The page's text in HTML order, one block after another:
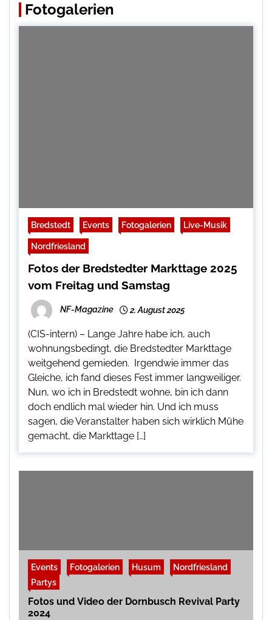
Fotogalerien
Bredstedt Events Fotogalerien Live-Musik
Nordfriesland
Fotos der Bredstedter Markttage 2025
vom Freitag und Samstag
NF-Magazine 2. August 2025
(CIS-intern) – Lange Jahre habe ich, auch
wohnungsbedingt, die Bredstedter Markttage
weitgehend gemieden. Irgendwie immer das
Gleiche, ich fand dieses Fest immer langweiliger.
Nun, wo ich in Bredstedt wohne, bin ich dann
doch endlich mal wieder hin. Und ich muss
sagen, die Veranstalter haben sich wirklich Mühe
gemacht, die Markttage […]
Events Fotogalerien Husum
Nordfriesland
Partys
Fotos und Video der Dornbusch Revival Party
2024